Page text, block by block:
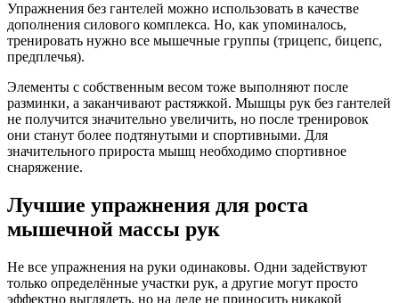
Упражнения без гантелей можно использовать в качестве
дополнения силового комплекса. Но, как упоминалось,
тренировать нужно все мышечные группы (трицепс, бицепс,
предплечья).
Элементы с собственным весом тоже выполняют после
разминки, а заканчивают растяжкой. Мышцы рук без гантелей
не получится значительно увеличить, но после тренировок
они станут более подтянутыми и спортивными. Для
значительного прироста мышц необходимо спортивное
снаряжение.
Лучшие упражнения для роста
мышечной массы рук
Не все упражнения на руки одинаковы. Одни задействуют
только определённые участки рук, а другие могут просто
эффектно выглядеть, но на деле не приносить никакой